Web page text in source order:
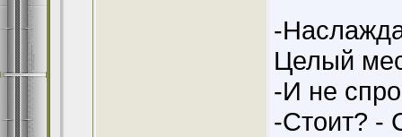
-
Целый
-И не
-Стоит? -